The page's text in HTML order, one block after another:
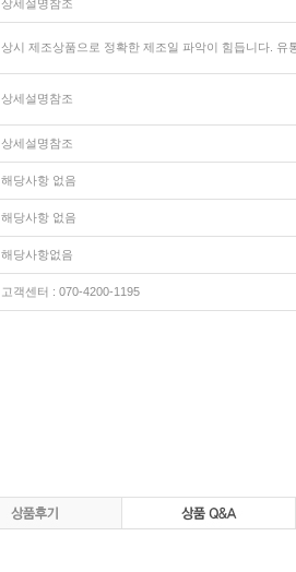
상세설명참조
상시 제조상품으로 정확한 제조일 파악이 힘듭니다. 유
상세설명참조
상세설명참조
해당사항 없음
해당사항 없음
해당사항없음
고객센터 : 070-4200-1195